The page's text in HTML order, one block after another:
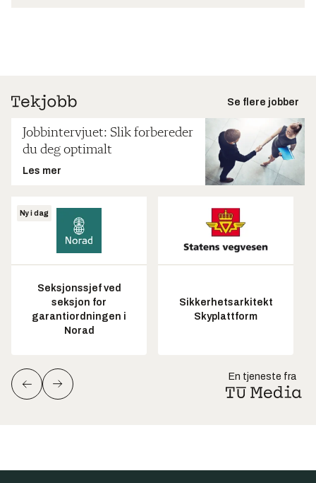
Se flere jobber
Jobbintervjuet: Slik forbereder
du deg optimalt
Les mer
Ny i dag
Seksjonssjef ved
seksjon for
garantiordningen i
Norad
Sikkerhetsarkitekt
Skyplattform
En tjeneste fra